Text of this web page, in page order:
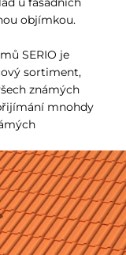
objímkou.
SERIO je
sortiment,
známých
mnohdy